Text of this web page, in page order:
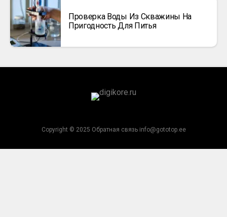
Проверка Воды Из Скважины На
Пригодность Для Питья
Copyright © 2025 Обратная связь info@gototop.ee